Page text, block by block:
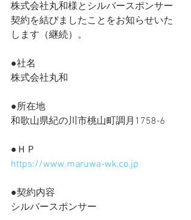
株式会社丸和様とシルバースポンサー
契約を結びましたことをお知らせいた
します（継続）。
●社名
株式会社丸和
●所在地
和歌山県紀の川市桃山町調月1758-6
●ＨＰ
https://www.maruwa-wk.co.jp
●契約内容
シルバースポンサー